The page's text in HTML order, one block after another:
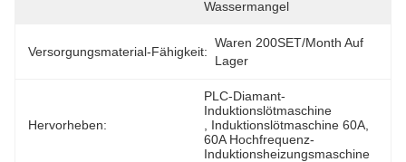
Wassermangel
Versorgungsmaterial-Fähigkeit:
Waren 200SET/Month Auf
Lager
Hervorheben:
PLC-Diamant-
Induktionslötmaschine
Induktionslötmaschine 60A
60A Hochfrequenz-
Induktionsheizungsmaschine